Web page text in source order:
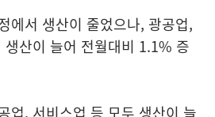
에서 생산이 줄었으나, 광공업,
산이 늘어 전월대비 1.1% 증